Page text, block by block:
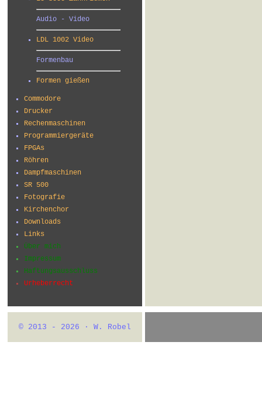
Audio - Video
LDL 1002 Video
Formenbau
Formen gießen
Commodore
Drucker
Rechenmaschinen
Programmiergeräte
FPGAs
Röhren
Dampfmaschinen
SR 500
Fotografie
Kirchenchor
Downloads
Links
Über mich
Impressum
Haftungsausschluss
Urheberrecht
© 2013 - 2026 · W. Robel